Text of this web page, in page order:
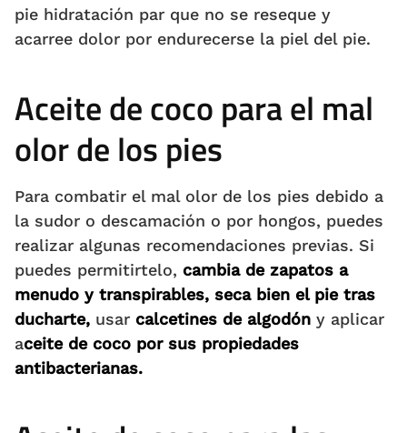
pie hidratación par que no se reseque y
acarree dolor por endurecerse la piel del pie.
Aceite de coco para el mal
olor de los pies
Para combatir el mal olor de los pies debido a
la sudor o descamación o por hongos, puedes
realizar algunas recomendaciones previas. Si
puedes permitirtelo, cambia de zapatos a
menudo y transpirables, seca bien el pie tras
ducharte, usar calcetines de algodón y aplicar
aceite de coco por sus propiedades
antibacterianas.